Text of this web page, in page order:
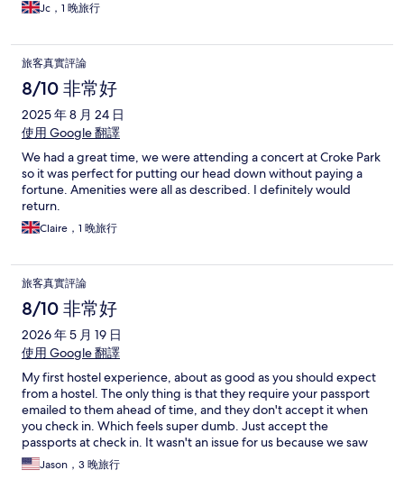
Jc，1 晚旅行
旅客真實評論
8/10 非常好
2025 年 8 月 24 日
使用 Google 翻譯
We had a great time, we were attending a concert at Croke Park
so it was perfect for putting our head down without paying a
fortune. Amenities were all as described. I definitely would
return.
Claire，1 晚旅行
旅客真實評論
8/10 非常好
2026 年 5 月 19 日
使用 Google 翻譯
My first hostel experience, about as good as you should expect
from a hostel. The only thing is that they require your passport
emailed to them ahead of time, and they don't accept it when
you check in. Which feels super dumb. Just accept the
passports at check in. It wasn't an issue for us because we saw
the instruction and did it. But I watched several groups argue
with the front desk dude. He said they lost $10,000 last year to
Jason，3 晚旅行